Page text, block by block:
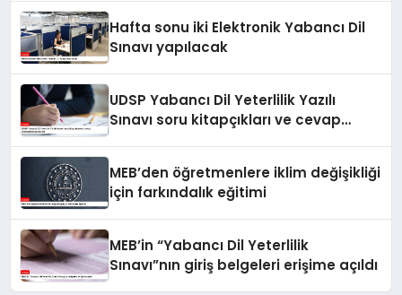
Hafta sonu iki Elektronik Yabancı Dil
Sınavı yapılacak
UDSP Yabancı Dil Yeterlilik Yazılı
Sınavı soru kitapçıkları ve cevap
MEB’den öğretmenlere iklim değişikliği
için farkındalık eğitimi
MEB’in “Yabancı Dil Yeterlilik
Sınavı”nın giriş belgeleri erişime açıldı